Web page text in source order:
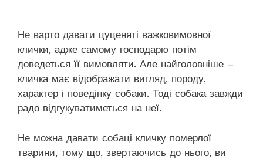
Не варто давати цуценяті важковимовної
клички, адже самому господарю потім
доведеться її вимовляти. Але найголовніше –
кличка має відображати вигляд, породу,
характер і поведінку собаки. Тоді собака завжди
радо відгукуватиметься на неї.
Не можна давати собаці кличку померлої
тварини, тому що, звертаючись до нього, ви